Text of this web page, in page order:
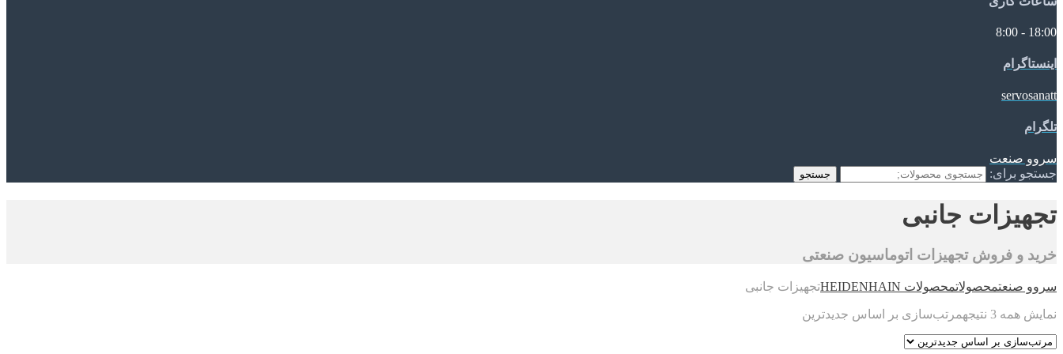
18:00 - 8:00
اینستاگرام
servosanatt
تلگرام
سروو صنعت
جستجو برای:
جستجو
تجهیزات جانبی
خرید و فروش تجهیزات اتوماسیون صنعتی
سروو صنعتمحصولاتمحصولات HEIDENHAIN تجهیزات جانبی
نمایش همه 3 نتیجه مرتب‌سازی بر اساس جدیدترین